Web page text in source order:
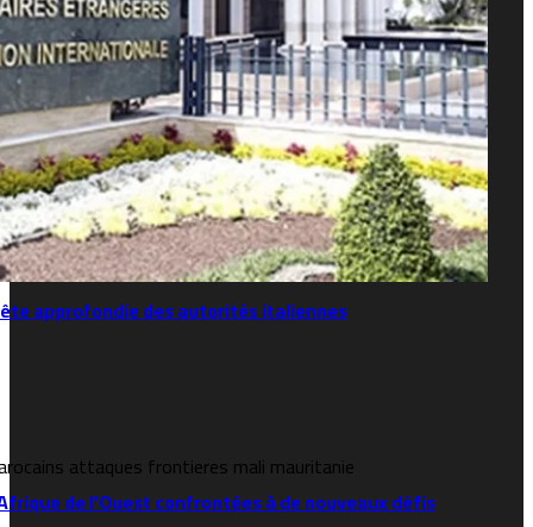
approfondie des autorités italiennes
de l’Ouest confrontées à de nouveaux défis